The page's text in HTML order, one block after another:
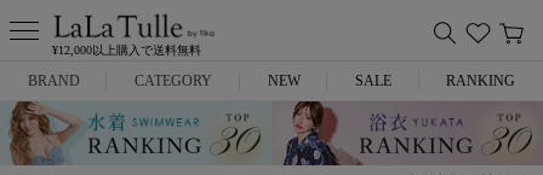
¥12,000以上購入で送料無料
BRAND
Anella
CATEGORY
ミニドレス
NEW SALE RANKING